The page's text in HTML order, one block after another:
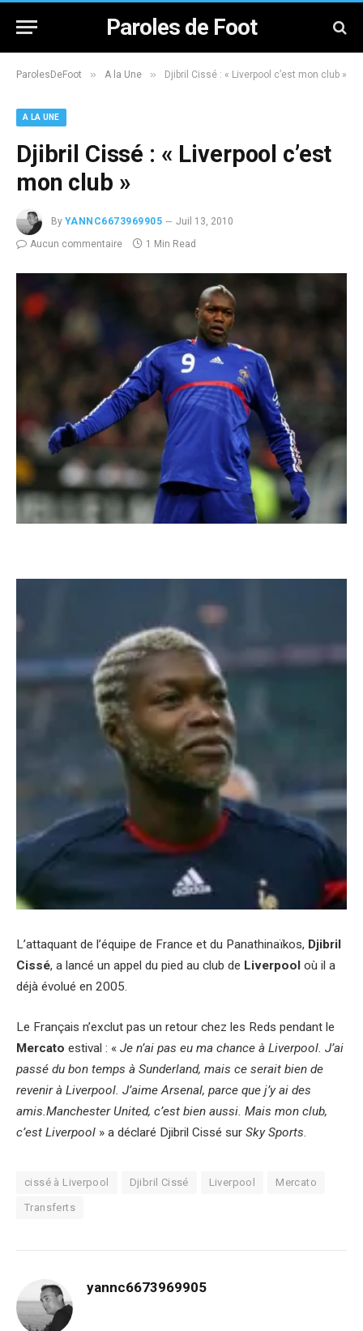
Paroles de Foot
ParolesDeFoot » A la Une » Djibril Cissé : « Liverpool c’est mon club »
A LA UNE
Djibril Cissé : « Liverpool c’est
mon club »
By YANNC6673969905
Juil 13, 2010
Aucun commentaire
1 Min Read
L’attaquant de l’équipe de France et du Panathinaïkos, Djibril
Cissé, a lancé un appel du pied au club de Liverpool où il a
déjà évolué en 2005.
Le Français n’exclut pas un retour chez les Reds pendant le
Mercato estival : « Je n’ai pas eu ma chance à Liverpool. J’ai
passé du bon temps à Sunderland, mais ce serait bien de
revenir à Liverpool. J’aime Arsenal, parce que j’y ai des
amis.Manchester United, c’est bien aussi. Mais mon club,
c’est Liverpool » a déclaré Djibril Cissé sur Sky Sports.
cissé à Liverpool Djibril Cissé Liverpool Mercato
Transferts
yannc6673969905